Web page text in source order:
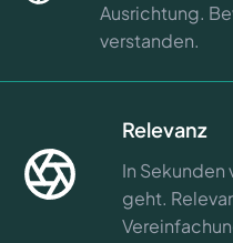
Ausrichtung.
verstanden.
Relevanz
In Sekunden
geht.